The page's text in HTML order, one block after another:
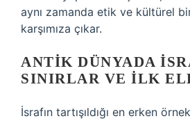
aynı zamanda etik ve kültürel
karşımıza çıkar.
ANTIK DÜNYADA
SINIRLAR VE İLK
İsrafın tartışıldığı en erken